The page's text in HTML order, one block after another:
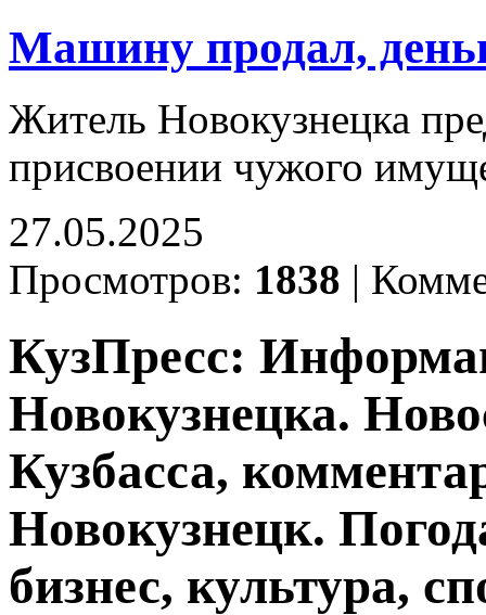
Машину продал,
Житель Новокузнецка
присвоении чужого
27.05.2025
Просмотров: 1838 |
КузПресс:
Новокузнецка.
Кузбасса,
Новокузнецк.
бизнес, культура,